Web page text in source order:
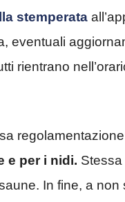
stemperata
eventuali
rientrano
e per i nidi.
In fine, a non